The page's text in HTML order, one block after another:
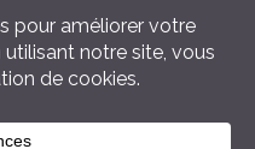
Québec (2009 - 2026)